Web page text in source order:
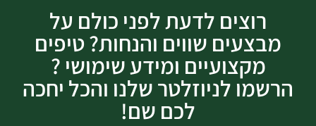
רוצים לדעת לפני כולם על
מבצעים שווים והנחות? טיפים
מקצועיים ומידע שימושי ?
הרשמו לניוזלטר שלנו והכל יחכה
לכם שם!